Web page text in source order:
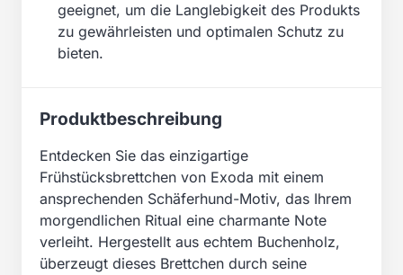
geeignet, um die Langlebigkeit des Produkts
zu gewährleisten und optimalen Schutz zu
bieten.
Produktbeschreibung
Entdecken Sie das einzigartige
Frühstücksbrettchen von Exoda mit einem
ansprechenden Schäferhund-Motiv, das Ihrem
morgendlichen Ritual eine charmante Note
verleiht. Hergestellt aus echtem Buchenholz,
überzeugt dieses Brettchen durch seine